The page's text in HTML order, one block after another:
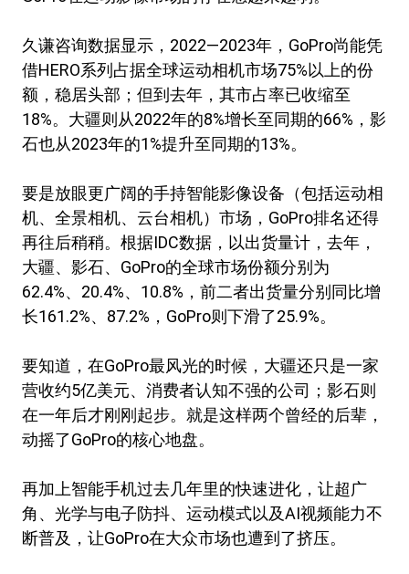
久谦咨询数据显示，2022—2023年，GoPro尚能凭
借HERO系列占据全球运动相机市场75%以上的份
额，稳居头部；但到去年，其市占率已收缩至
18%。大疆则从2022年的8%增长至同期的66%，影
石也从2023年的1%提升至同期的13%。
要是放眼更广阔的手持智能影像设备（包括运动相
机、全景相机、云台相机）市场，GoPro排名还得
再往后稍稍。根据IDC数据，以出货量计，去年，
大疆、影石、GoPro的全球市场份额分别为
62.4%、20.4%、10.8%，前二者出货量分别同比增
长161.2%、87.2%，GoPro则下滑了25.9%。
要知道，在GoPro最风光的时候，大疆还只是一家
营收约5亿美元、消费者认知不强的公司；影石则
在一年后才刚刚起步。就是这样两个曾经的后辈，
动摇了GoPro的核心地盘。
再加上智能手机过去几年里的快速进化，让超广
角、光学与电子防抖、运动模式以及AI视频能力不
断普及，让GoPro在大众市场也遭到了挤压。